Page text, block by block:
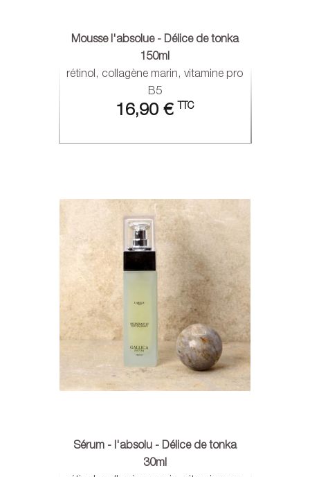
Mousse l'absolue - Délice de tonka
150ml
rétinol, collagène marin, vitamine pro
B5
16,90 € TTC
Sérum - l'absolu - Délice de tonka
30ml